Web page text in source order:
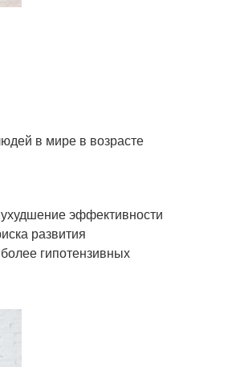
в мире в возрасте
эффективности
развития
гипотензивных